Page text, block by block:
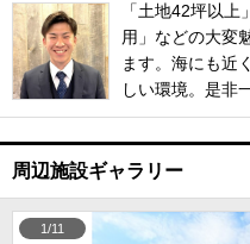
「土地42坪以
用」などの大変
ます。海にも近
しい環境。是非
周辺施設ギャラリー
1/11